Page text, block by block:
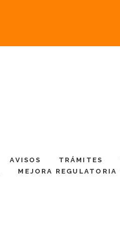
AVISOS TRÁMITES
MEJORA REGULATORIA